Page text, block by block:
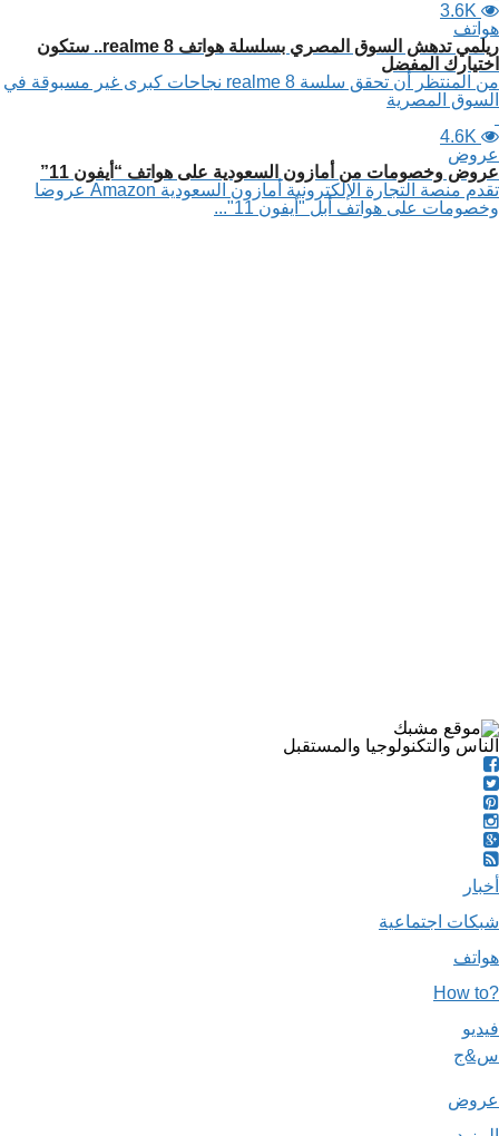
3.6K
هواتف
ريلمي تدهش السوق المصري بسلسلة هواتف realme 8.. ستكون
اختيارك المفضل
من المنتظر أن تحقق سلسة realme 8 نجاحات كبرى غير مسبوقة في
السوق المصرية
4.6K
عروض
عروض وخصومات من أمازون السعودية على هواتف “أيفون 11”
تقدم منصة التجارة الإلكترونية أمازون السعودية Amazon عروضا
وخصومات على هواتف أبل "أيفون 11"...
الناس والتكنولوجيا والمستقبل
أخبار
شبكات اجتماعية
هواتف
?How to
فيديو
س&ج
عروض